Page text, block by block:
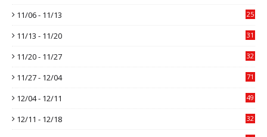
11/06 - 11/13 25
11/13 - 11/20 31
11/20 - 11/27 32
11/27 - 12/04 71
12/04 - 12/11 49
12/11 - 12/18 32